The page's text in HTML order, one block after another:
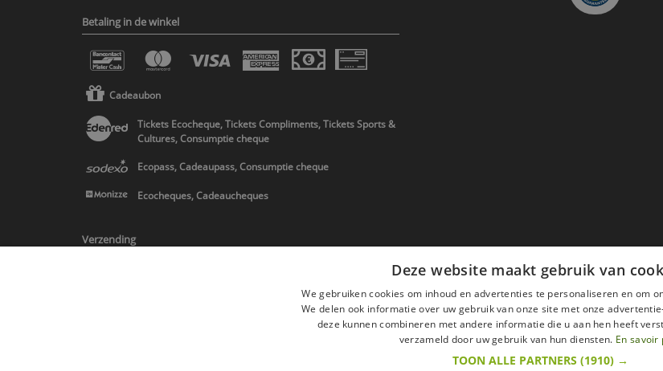
Betaling in de winkel
Cadeaubon
Tickets Ecocheque, Tickets Compliments, Tickets Sports &
Cultures, Consumptie cheque
Ecopass, Cadeaupass, Consumptie cheque
Ecocheques, Cadeaucheques
Verzending
Deze website maakt gebruik van
We gebruiken cookies om inhoud en advertenties te personaliseren en om
We delen ook informatie over uw gebruik van onze site met onze
deze kunnen combineren met andere informatie die u aan hen heeft
verzameld door uw gebruik van hun diensten. En savoir
TOON ALLE PARTNERS (1910) →